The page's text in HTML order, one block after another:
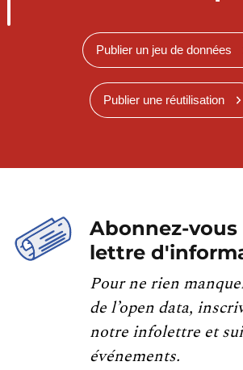
Publier un jeu de données
Publier une réutilisation
Abonnez-
lettre
Pour ne rien
de l’open data,
notre infolettre et
événements.